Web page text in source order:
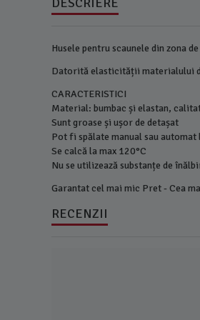
Husele pentru scaunele din zona
Datorită elasticității materialului
CARACTERISTICI
Material: bumbac și elastan,
Sunt groase și ușor de detașat
Pot fi spălate manual sau automat
Se calcă la max 120°C
Nu se utilizează substanțe de
Garantat cel mai mic Pret - Cea
RECENZII